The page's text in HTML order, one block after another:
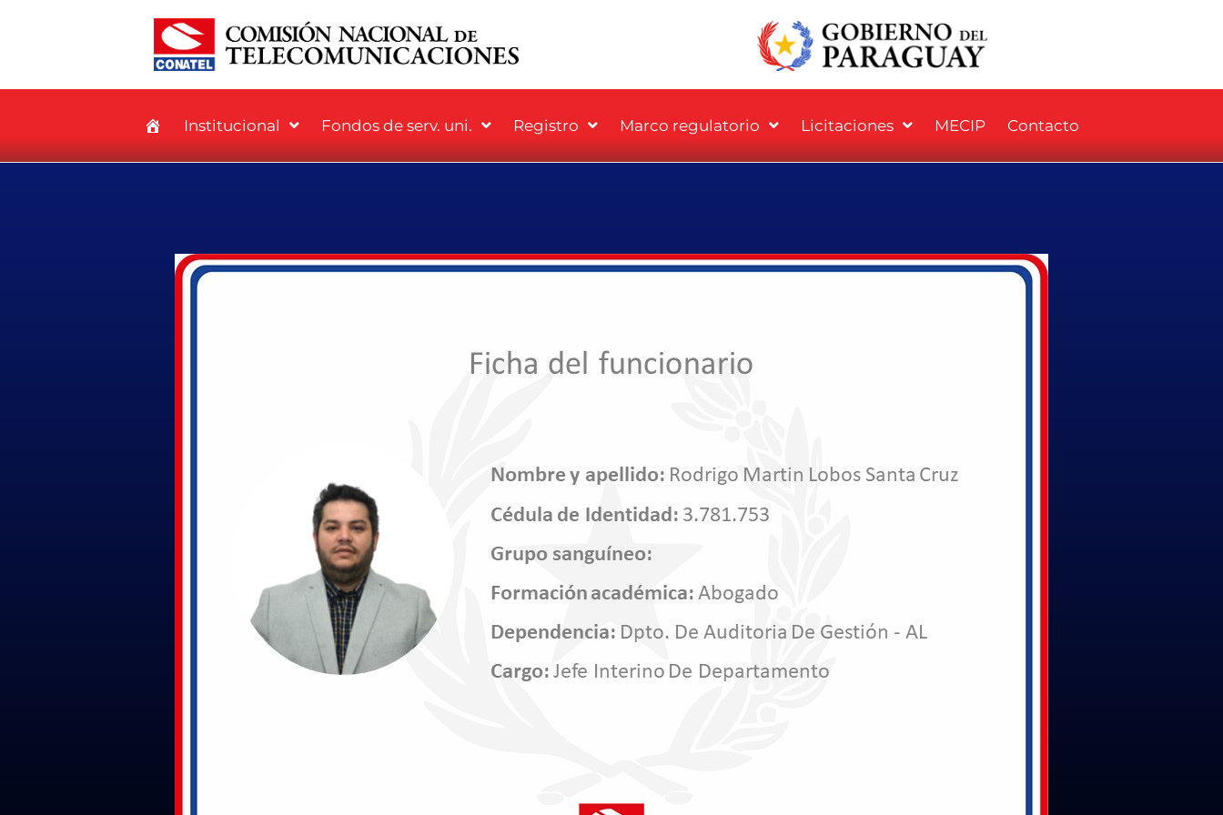
Institucional Fondos de serv. uni. Registro Marco regulatorio Licitaciones MECIP Contacto